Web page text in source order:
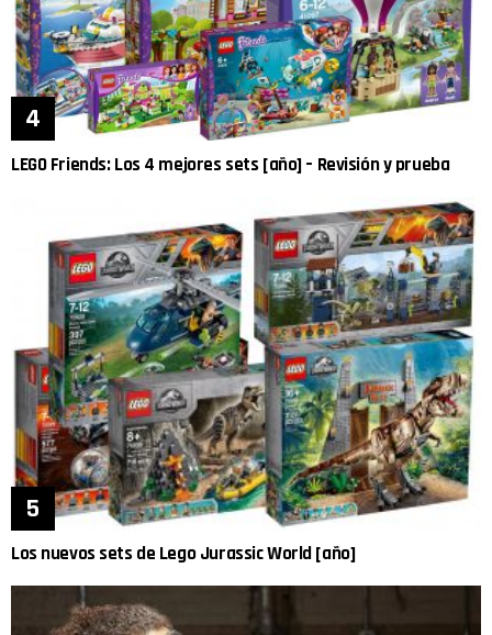
LEGO Friends: Los 4 mejores sets [año] – Revisión y prueba
Los nuevos sets de Lego Jurassic World [año]